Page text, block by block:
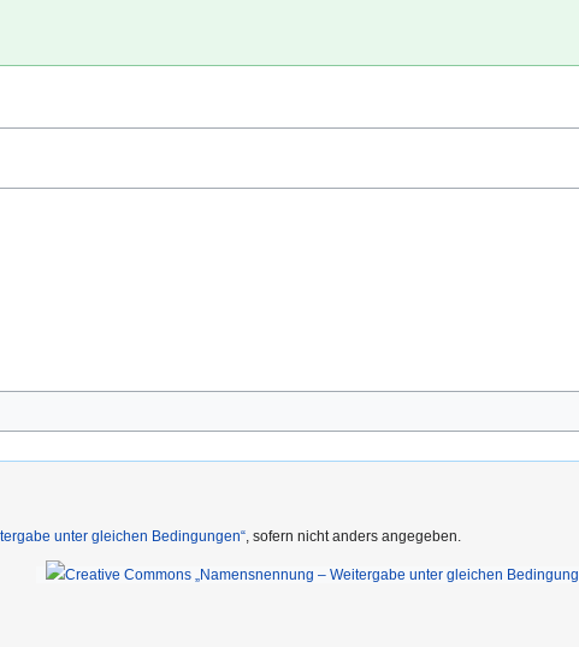
unter gleichen Bedingungen“ , sofern nicht anders angegeben.